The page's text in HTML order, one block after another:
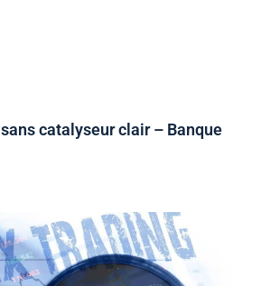
catalyseur clair – Banque